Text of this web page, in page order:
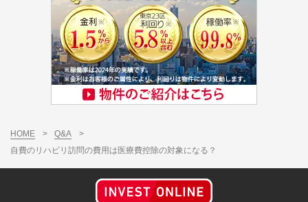
HOME > Q&A
>
自費のリハビリ訪問の費用は医療費控除の対象になる？